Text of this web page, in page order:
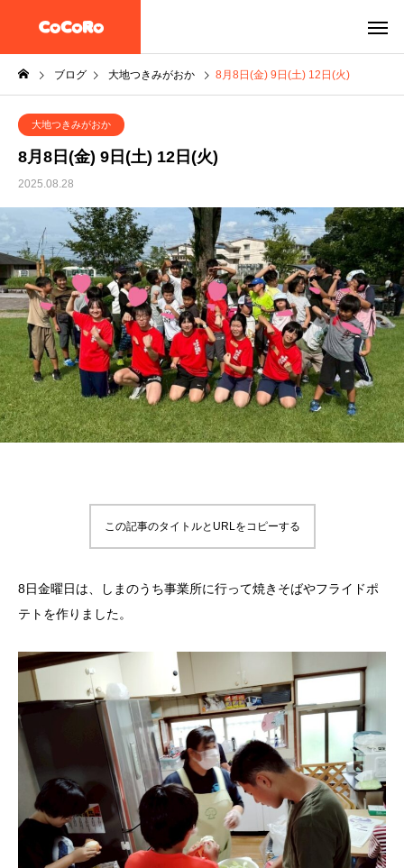
ブログ 大地つきみがおか 8月8日(金) 9日(土) 12日(火)
大地つきみがおか
8月8日(金) 9日(土) 12日(火)
2025.08.28
この記事のタイトルとURLをコピーする
8日金曜日は、しまのうち事業所に行って焼きそばやフライドポ
テトを作りました。